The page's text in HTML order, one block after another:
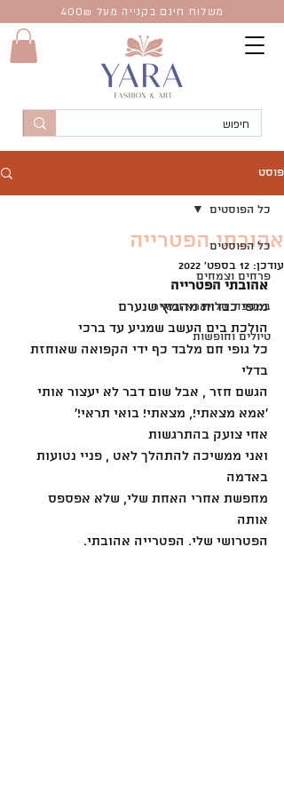
משלוח חינם בקנייה מעל 400 ₪
פוסט
כל הפוסטים
פרחים וצמחים
במטבח של יארא ומאיר
טיולים וחופשות
כל הפוסטים
אהובתי הפטרייה
עודכן: 12 בספט׳ 2022
אהובתי הפטרייה
מגפי כבדות מהבוץ שנערם
הולכת בים העשב שמגיע עד ברכי
כל גופי חם מלבד כף ידי הקפואה שאוחזת
בדלי
הגשם חזר , אבל שום דבר לא יעצור אותי
׳אמא מצאתי!, מצאתי! בואי תראי!׳
אחי צועק בהתרגשות
ואני ממשיכה להתהלך לאט , פניי נטועות
באדמה
מחפשת אחרי האחת שלי, שלא אפספס
אותה
הפטרושי שלי. הפטרייה אהובתי.